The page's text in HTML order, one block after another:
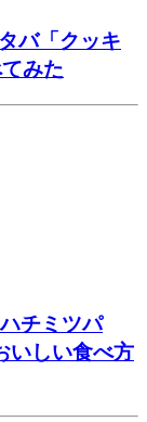
バ「クッキ
みた
チミツパ
いしい食べ方